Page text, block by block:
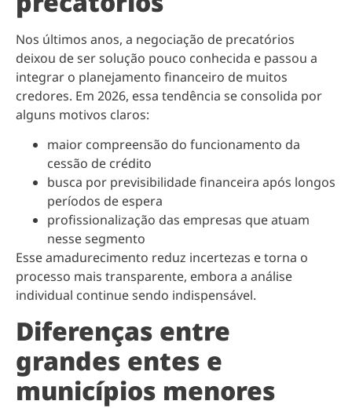
Nos últimos anos, a negociação de precatórios
deixou de ser solução pouco conhecida e passou a
integrar o planejamento financeiro de muitos
credores. Em 2026, essa tendência se consolida por
alguns motivos claros:
maior compreensão do funcionamento da
cessão de crédito
busca por previsibilidade financeira após longos
períodos de espera
profissionalização das empresas que atuam
nesse segmento
Esse amadurecimento reduz incertezas e torna o
processo mais transparente, embora a análise
individual continue sendo indispensável.
Diferenças entre
grandes entes e
municípios menores